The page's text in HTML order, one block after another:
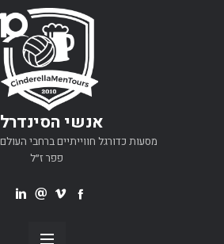
אנשי
מסעות כדורגל חווייתיים ברחבי
פפר ז״ל